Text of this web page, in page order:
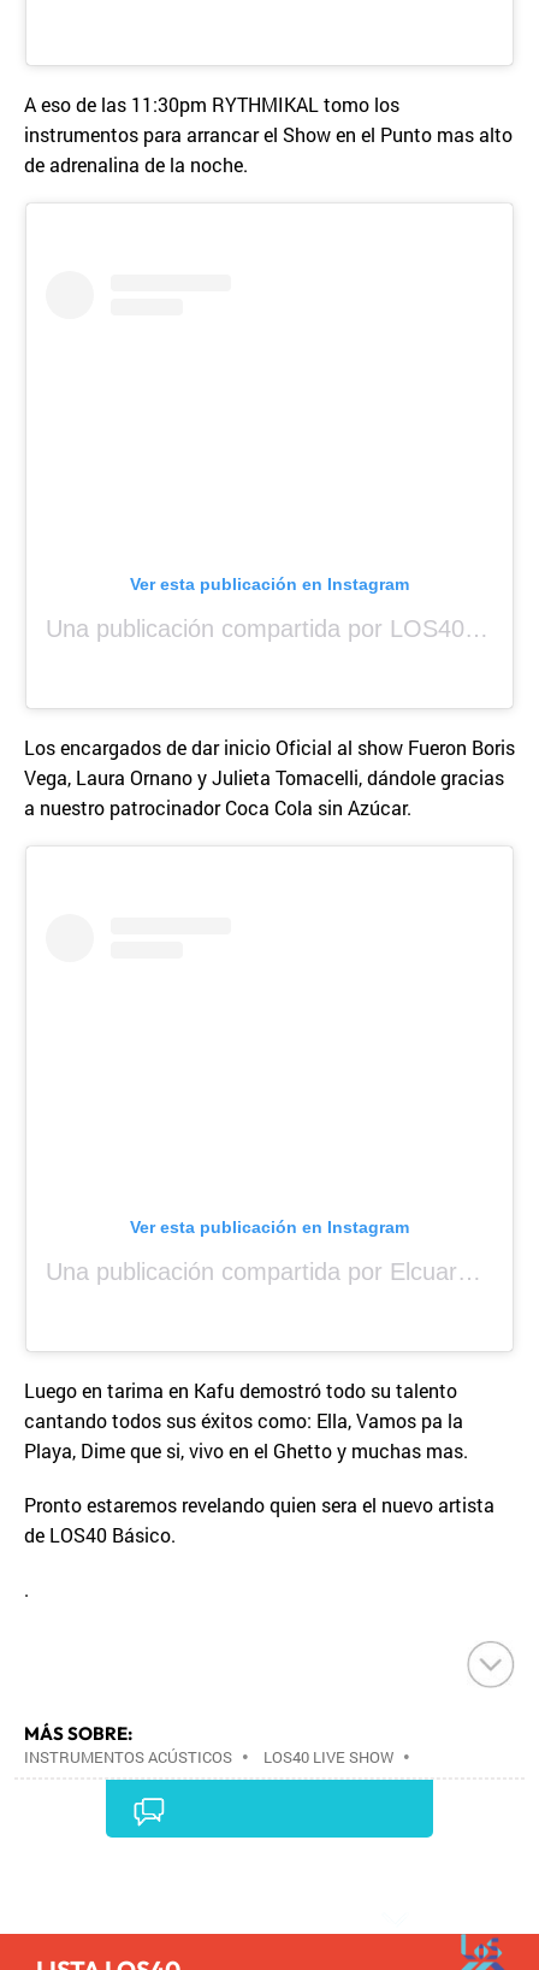
A eso de las 11:30pm RYTHMIKAL tomo los
instrumentos para arrancar el Show en el Punto mas alto
de adrenalina de la noche.
Ver esta publicación en Instagram
Una publicación compartida por LOS40 Panamá (@los40panama)
Los encargados de dar inicio Oficial al show Fueron Boris
Vega, Laura Ornano y Julieta Tomacelli, dándole gracias
a nuestro patrocinador Coca Cola sin Azúcar.
Ver esta publicación en Instagram
Una publicación compartida por Elcuara (@elcuara.25)
Luego en tarima en Kafu demostró todo su talento
cantando todos sus éxitos como: Ella, Vamos pa la
Playa, Dime que si, vivo en el Ghetto y muchas mas.
Pronto estaremos revelando quien sera el nuevo artista
de LOS40 Básico.
.
MÁS SOBRE:
INSTRUMENTOS ACÚSTICOS • LOS40 LIVE SHOW •
CONCIERTOS•LOS40•EVENTOS MUSICALES•
•AGENDA CULTURAL
•PRISA MEDIA•MÚSICA•GRUPO
COMUNICACIÓN•COMUNICACIÓN•